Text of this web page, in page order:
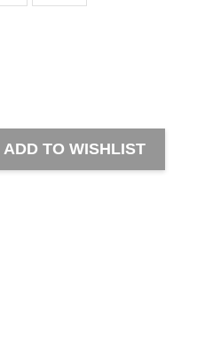
ADD TO WISHLIST